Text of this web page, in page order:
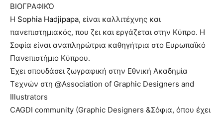
ΒΙΟΓΡΑΦΙΚΌ
H Sophia Hadjipapa, είναι καλλιτέχνης και
πανεπιστημιακός, που ζει και εργάζεται στην Κύπρο. Η
Σοφία είναι αναπληρώτρια καθηγήτρια στο Ευρωπαϊκό
Πανεπιστήμιο Κύπρου.
Έχει σπουδάσει ζωγραφική στην Εθνική Ακαδημία
Τεχνών στη @Association of Graphic Designers and
Illustrators
CAGDI community (Graphic Designers &Σόφια, όπου έχει